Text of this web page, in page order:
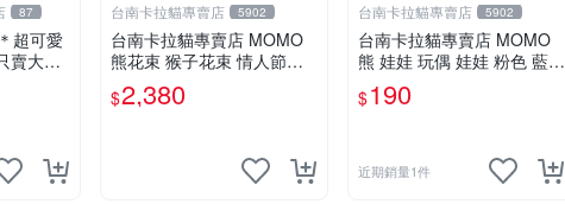
87
超可愛
賣大隻
禮物
台南卡拉貓專賣店 5902
台南卡拉貓專賣店 MOMO
熊花束 猴子花束 情人節禮
物 二選一 可繡字 可今天寄
明天到
$2,380
台南卡拉貓專賣店 5902
台南卡拉貓專賣店 MOMO
熊 娃娃 玩偶 娃娃 粉色 藍色
2色分售
$190
近期銷量1件